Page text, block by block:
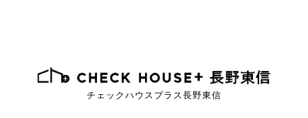
チェックハウスプラス長野東信